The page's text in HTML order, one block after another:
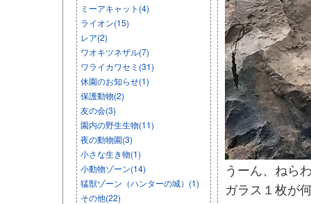
ミーアキャット(4)
ライオン(15)
レア(2)
ワオキツネザル(7)
ワライカワセミ(31)
休園のお知らせ(1)
保護動物(2)
友の会(3)
園内の野生生物(11)
夜の動物園(3)
小さな生き物(1)
小動物ゾーン(14)
猛獣ゾーン（ハンターの城）(1)
その他(22)
うーん、ねら
ガラス１枚が